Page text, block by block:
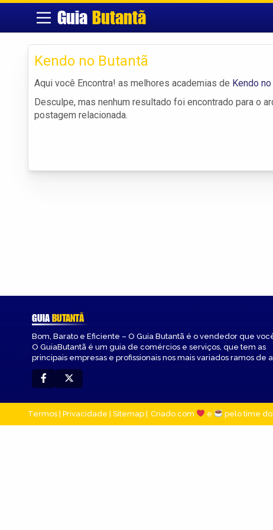
GuiaButantã
Kendo no Butantã
Aqui você Encontra! as melhores academias de Kendo
Desculpe, mas nenhum resultado foi encontrado para o
postagem relacionada.
GUIABUTANTÃ
Bom, Barato e Eficiente – O Guia Butantã é o vendedor que
O GuiaButantã é um guia de comércios e serviços, que tem as
principais empresas e profissionais nos mais variados ramos de
Termos | Privacidade | Sitemap Criado com e pelo time do